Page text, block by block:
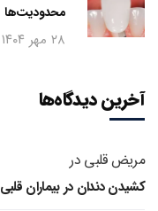
محدودیت‌ها
۲۸ مهر ۱۴۰۴
آخرین دیدگاه‌ها
مریض قلبی در
کشیدن دندان در بیماران قلبی